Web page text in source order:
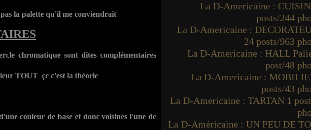
la palette qu'il me conviendrait
chromatique sont dites complémentaires
TOUT çc c'est la théorie
couleur de base et donc voisines l'une de
La D-Americaine :
posts/244
La D-Americaine :
24 posts/963
La D-Americaine : HALL
post/48
La D-Americaine :
posts/43
La D-Americaine : TARTAN 1
La D-Américaine : UN PEU DE